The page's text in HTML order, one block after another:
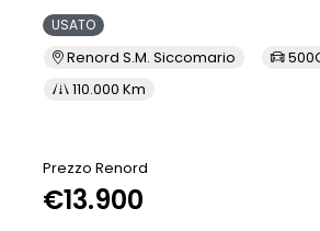
USATO
Renord S.M. Siccomario
110.000 Km
Prezzo Renord
€13.900